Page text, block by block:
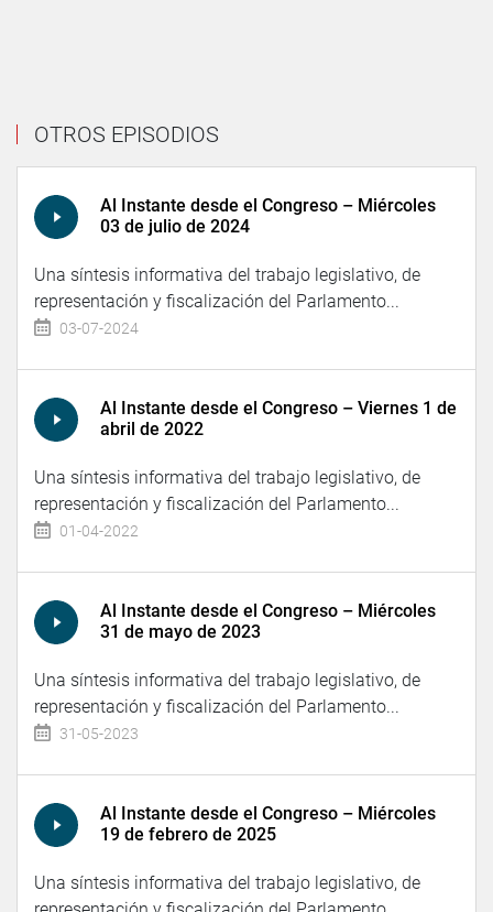
OTROS EPISODIOS
Al Instante desde el Congreso – Miércoles
03 de julio de 2024
Una síntesis informativa del trabajo legislativo, de
representación y fiscalización del Parlamento...
03-07-2024
Al Instante desde el Congreso – Viernes 1 de
abril de 2022
Una síntesis informativa del trabajo legislativo, de
representación y fiscalización del Parlamento...
01-04-2022
Al Instante desde el Congreso – Miércoles
31 de mayo de 2023
Una síntesis informativa del trabajo legislativo, de
representación y fiscalización del Parlamento...
31-05-2023
Al Instante desde el Congreso – Miércoles
19 de febrero de 2025
Una síntesis informativa del trabajo legislativo, de